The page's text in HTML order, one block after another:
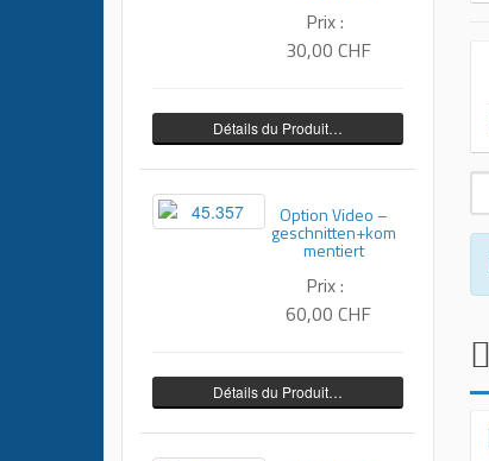
Prix :
30,00 CHF
Détails du Produit…
Option Video –
geschnitten+kom
mentiert
Prix :
60,00 CHF
Détails du Produit…